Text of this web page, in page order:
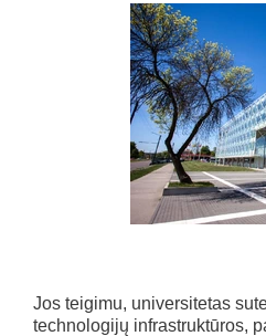
Jos teigimu, universitetas
technologijų infrastruktūros,